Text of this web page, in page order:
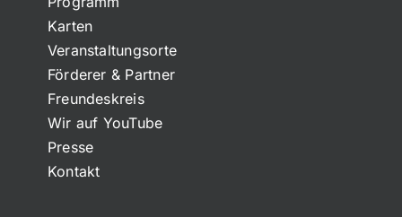
Karten
Veranstaltungsorte
Förderer & Partner
Freundeskreis
Wir auf YouTube
Presse
Kontakt